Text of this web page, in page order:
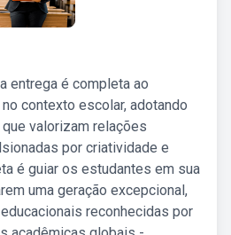
entrega é completa ao
contexto escolar, adotando
valorizam relações
por criatividade e
é guiar os estudantes em sua
uma geração excepcional,
reconhecidas por